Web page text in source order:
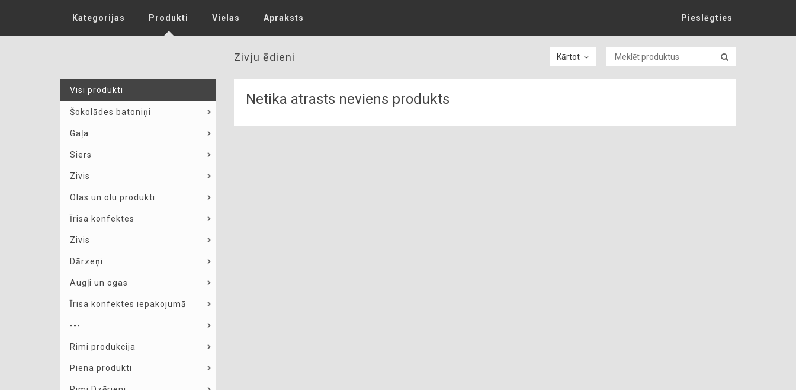
Kategorijas Produkti Vielas Apraksts Pieslēgties
Zivju ēdieni Kārtot
Visi produkti
Šokolādes batoniņi
Gaļa
Siers
Zivis
Olas un olu produkti
Īrisa konfektes
Zivis
Dārzeņi
Augļi un ogas
Īrisa konfektes iepakojumā
---
Rimi produkcija
Piena produkti
Netika atrasts neviens produkts